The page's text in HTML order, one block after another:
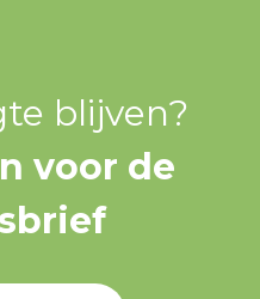
blijven?
voor de